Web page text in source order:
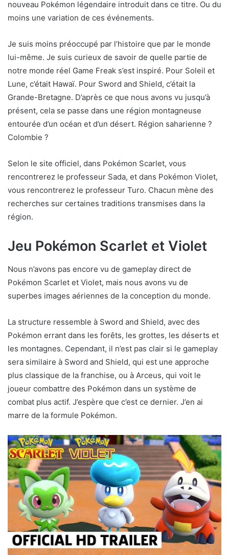
nouveau Pokémon légendaire introduit dans ce titre. Ou du
moins une variation de ces événements.
Je suis moins préoccupé par l’histoire que par le monde
lui-même. Je suis curieux de savoir de quelle partie de
notre monde réel Game Freak s’est inspiré. Pour Soleil et
Lune, c’était Hawaï. Pour Sword and Shield, c’était la
Grande-Bretagne. D’après ce que nous avons vu jusqu’à
présent, cela se passe dans une région montagneuse
entourée d’un océan et d’un désert. Région saharienne ?
Colombie ?
Selon le site officiel, dans Pokémon Scarlet, vous
rencontrerez le professeur Sada, et dans Pokémon Violet,
vous rencontrerez le professeur Turo. Chacun mène des
recherches sur certaines traditions transmises dans la
région.
Jeu Pokémon Scarlet et Violet
Nous n’avons pas encore vu de gameplay direct de
Pokémon Scarlet et Violet, mais nous avons vu de
superbes images aériennes de la conception du monde.
La structure ressemble à Sword and Shield, avec des
Pokémon errant dans les forêts, les grottes, les déserts et
les montagnes. Cependant, il n’est pas clair si le gameplay
sera similaire à Sword and Shield, qui est une approche
plus classique de la franchise, ou à Arceus, qui voit le
joueur combattre des Pokémon dans un système de
combat plus actif. J’espère que c’est ce dernier. J’en ai
marre de la formule Pokémon.